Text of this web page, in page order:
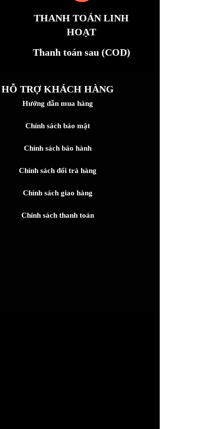
THANH TOÁN LINH
HOẠT
Thanh toán sau (COD)
HỖ TRỢ KHÁCH HÀNG
Hướng dẫn mua hàng
Chính sách bảo mật
Chính sách bảo hành
Chính sách đổi trả hàng
Chính sách giao hàng
Chính sách thanh toán